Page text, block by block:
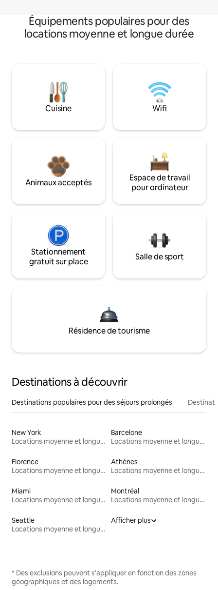
Équipements populaires pour des
locations moyenne et longue durée
Cuisine Wifi
Animaux acceptés
Espace de travail
pour ordinateur
Stationnement
gratuit sur place
Salle de sport
Résidence de tourisme
Destinations à découvrir
Destinations populaires pour des séjours prolongés
New York
Locations moyenne et longue durée
Barcelone
Locations moyenne et longue durée
Florence
Locations moyenne et longue durée
Athènes
Locations moyenne et longue durée
Miami
Locations moyenne et longue durée
Montréal
Locations moyenne et longue durée
Seattle
Locations moyenne et longue durée
Afficher plus
* Des exclusions peuvent s'appliquer en fonction des zones
géographiques et des logements.